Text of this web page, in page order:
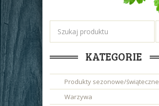
KATEGORIE
Produkty sezonowe/świąteczne
Warzywa